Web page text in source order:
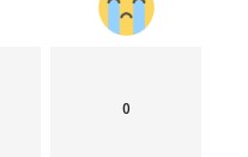
0